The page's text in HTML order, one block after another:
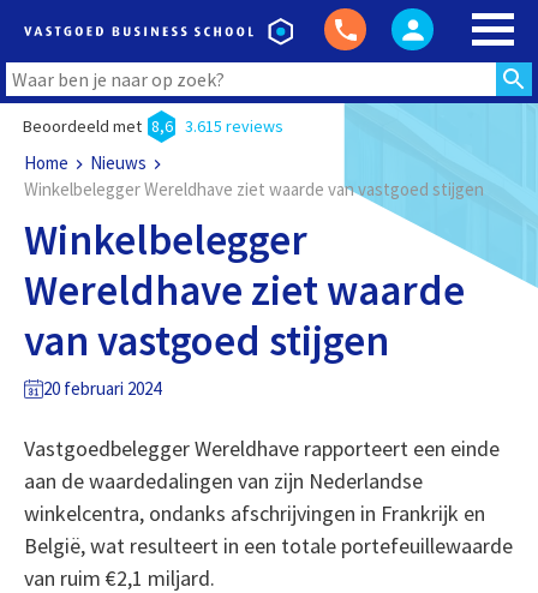
Beoordeeld met 8,6 3.615 reviews
Home
Nieuws
Winkelbelegger Wereldhave ziet waarde van vastgoed stijgen
Winkelbelegger
Wereldhave ziet waarde
van vastgoed stijgen
20 februari 2024
Vastgoedbelegger Wereldhave rapporteert een einde
aan de waardedalingen van zijn Nederlandse
winkelcentra, ondanks afschrijvingen in Frankrijk en
België, wat resulteert in een totale portefeuillewaarde
van ruim €2,1 miljard.